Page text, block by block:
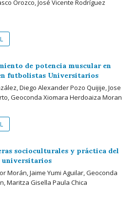
Orozco, José Vicente Rodríguez
de potencia muscular en
futbolistas Universitarios
Diego Alexander Pozo Quijije, Jose
Geoconda Xiomara Herdoaiza Moran
socioculturales y práctica del
universitarios
Morán, Jaime Yumi Aguilar, Geoconda
Maritza Gisella Paula Chica